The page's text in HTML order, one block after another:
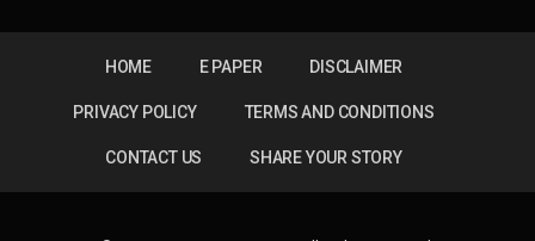
HOME E PAPER DISCLAIMER
PRIVACY POLICY TERMS AND CONDITIONS
CONTACT US SHARE YOUR STORY